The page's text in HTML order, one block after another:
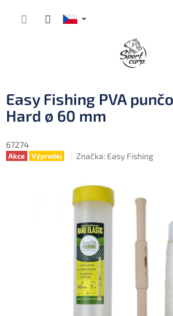
Easy Fishing PVA
Hard ø 60 mm
67274
Akce Výprodej Značka: Easy Fishing